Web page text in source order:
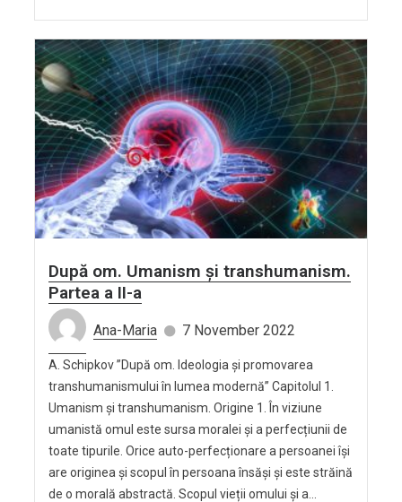
După om. Umanism și transhumanism.
Partea a II-a
Ana-Maria 7 November 2022
A. Schipkov ”După om. Ideologia și promovarea
transhumanismului în lumea modernă” Capitolul 1.
Umanism și transhumanism. Origine 1. În viziune
umanistă omul este sursa moralei și a perfecțiunii de
toate tipurile. Orice auto-perfecționare a persoanei își
are originea și scopul în persoana însăși și este străină
de o morală abstractă. Scopul vieții omului și a…